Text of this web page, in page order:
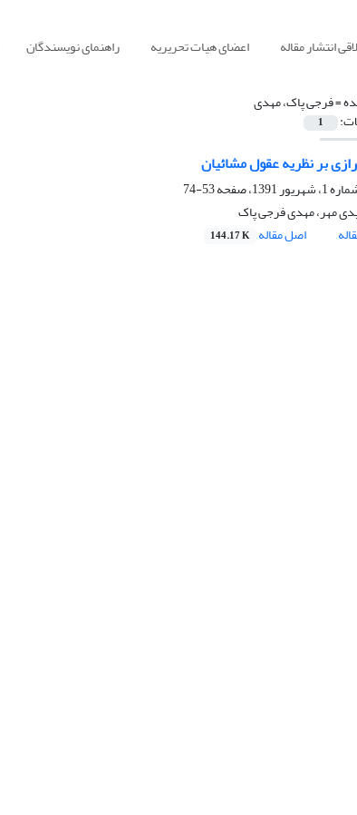
انتشار مقاله اعضای هیات تحریریه راهنمای نویسندگان
=فرجی پاک، مهدی
1
بر نظریه عقول مشائیان
53-74
مهر، مهدی فرجی پاک
اصل مقاله 144.17 K